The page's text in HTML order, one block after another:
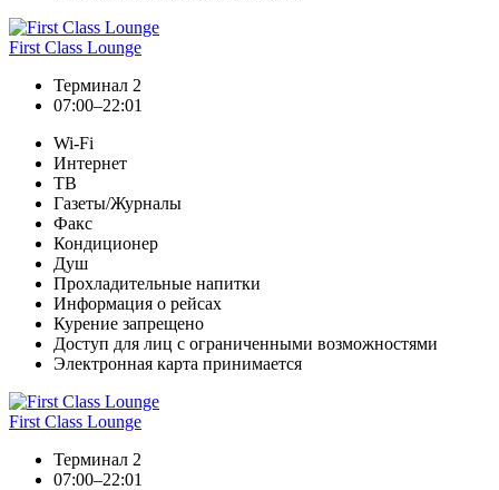
First Class Lounge
Терминал 2
07:00–22:01
Wi-Fi
Интернет
ТВ
Газеты/Журналы
Факс
Кондиционер
Душ
Прохладительные напитки
Информация о рейсах
Курение запрещено
Доступ для лиц с ограниченными возможностями
Электронная карта принимается
First Class Lounge
Терминал 2
07:00–22:01